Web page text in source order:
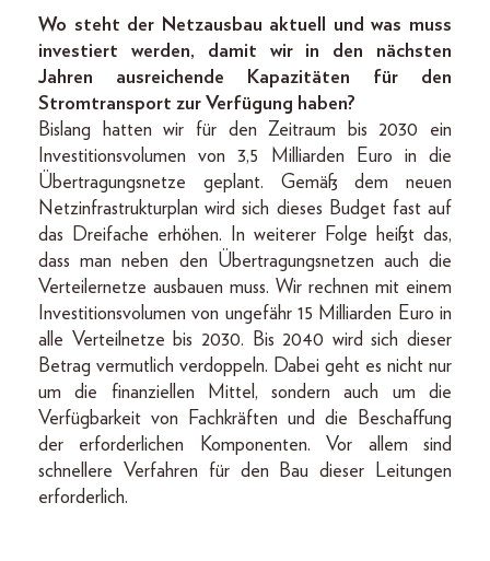
Wo steht der Netzausbau aktuell und was muss
investiert werden, damit wir in den nächsten
Jahren ausreichende Kapazitäten für den
Stromtransport zur Verfügung haben?
Bislang hatten wir für den Zeitraum bis 2030 ein
Investitionsvolumen von 3,5 Milliarden Euro in die
Übertragungsnetze geplant. Gemäß dem neuen
Netzinfrastrukturplan wird sich dieses Budget fast auf
das Dreifache erhöhen. In weiterer Folge heißt das,
dass man neben den Übertragungsnetzen auch die
Verteilernetze ausbauen muss. Wir rechnen mit einem
Investitionsvolumen von ungefähr 15 Milliarden Euro in
alle Verteilnetze bis 2030. Bis 2040 wird sich dieser
Betrag vermutlich verdoppeln. Dabei geht es nicht nur
um die finanziellen Mittel, sondern auch um die
Verfügbarkeit von Fachkräften und die Beschaffung
der erforderlichen Komponenten. Vor allem sind
schnellere Verfahren für den Bau dieser Leitungen
erforderlich.